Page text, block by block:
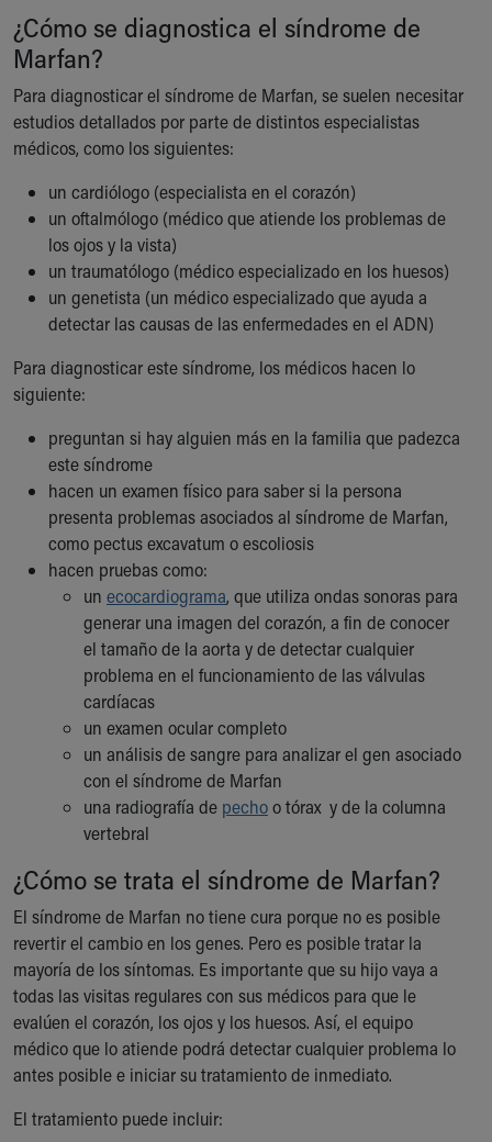
Medical Records
Symptom Checker
Skip to main content
¿Cómo se diagnostica el síndrome de
Marfan?
Para diagnosticar el síndrome de Marfan, se suelen necesitar
estudios detallados por parte de distintos especialistas
médicos, como los siguientes:
un cardiólogo (especialista en el corazón)
un oftalmólogo (médico que atiende los problemas de
los ojos y la vista)
un traumatólogo (médico especializado en los huesos)
un genetista (un médico especializado que ayuda a
detectar las causas de las enfermedades en el ADN)
Para diagnosticar este síndrome, los médicos hacen lo
siguiente:
preguntan si hay alguien más en la familia que padezca
este síndrome
hacen un examen físico para saber si la persona
presenta problemas asociados al síndrome de Marfan,
como pectus excavatum o escoliosis
hacen pruebas como:
un ecocardiograma, que utiliza ondas sonoras para
generar una imagen del corazón, a fin de conocer
el tamaño de la aorta y de detectar cualquier
problema en el funcionamiento de las válvulas
cardíacas
un examen ocular completo
un análisis de sangre para analizar el gen asociado
con el síndrome de Marfan
una radiografía de pechoo tórax y de la columna
vertebral
¿Cómo se trata el síndrome de Marfan?
El síndrome de Marfan no tiene cura porque no es posible
revertir el cambio en los genes. Pero es posible tratar la
mayoría de los síntomas. Es importante que su hijo vaya a
todas las visitas regulares con sus médicos para que le
evalúen el corazón, los ojos y los huesos. Así, el equipo
médico que lo atiende podrá detectar cualquier problema lo
antes posible e iniciar su tratamiento de inmediato.
El tratamiento puede incluir: